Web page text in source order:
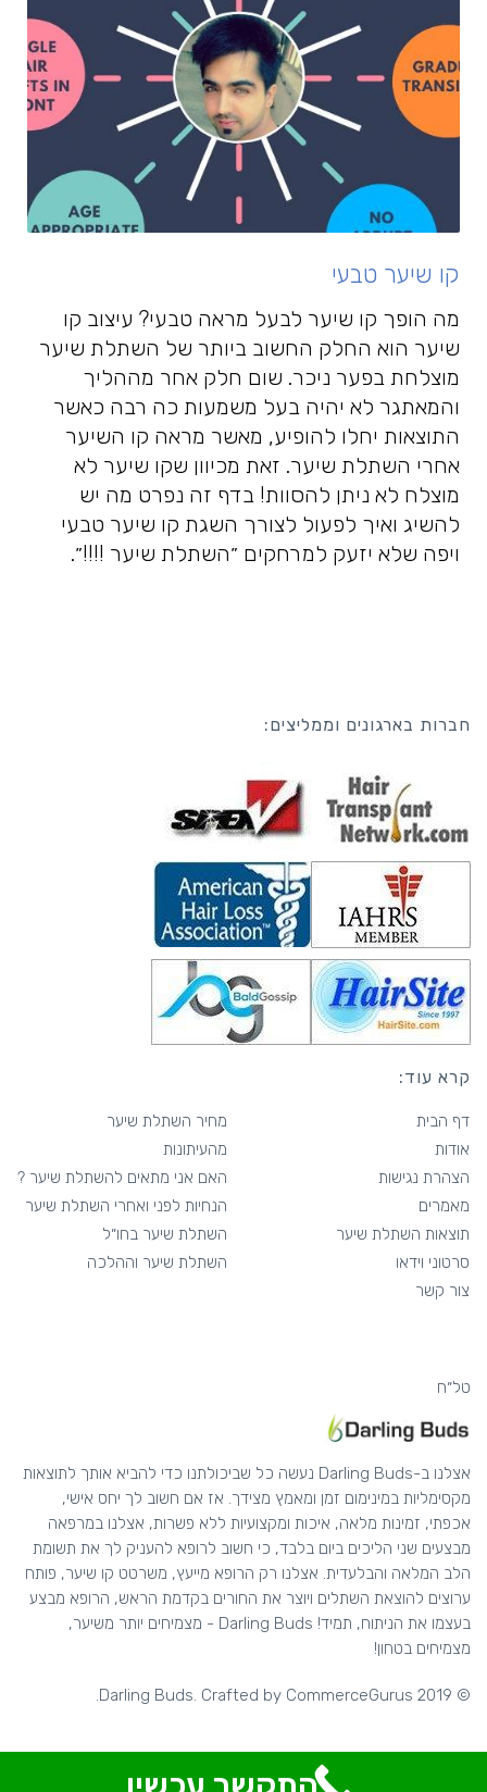
קו שיער טבעי
מה הופך קו שיער לבעל מראה טבעי? עיצוב קו
שיער הוא החלק החשוב ביותר של השתלת שיער
מוצלחת בפער ניכר. שום חלק אחר מההליך
והמאתגר לא יהיה בעל משמעות כה רבה כאשר
התוצאות יחלו להופיע, מאשר מראה קו השיער
אחרי השתלת שיער. זאת מכיוון שקו שיער לא
מוצלח לא ניתן להסוות! בדף זה נפרט מה יש
להשיג ואיך לפעול לצורך השגת קו שיער טבעי
ויפה שלא יזעק למרחקים ״השתלת שיער !!!!״.
חברות בארגונים וממליצים:
קרא עוד:
דף הבית
אודות
הצהרת נגישות
מאמרים
תוצאות השתלת שיער
סרטוני וידאו
צור קשר
מחיר השתלת שיער
מהעיתונות
האם אני מתאים להשתלת שיער ?
הנחיות לפני ואחרי השתלת שיער
השתלת שיער בחו״ל
השתלת שיער וההלכה
טל״ח
אצלנו ב-Darling Buds נעשה כל שביכולתנו כדי להביא אותך לתוצאות
מקסימליות במינימום זמן ומאמץ מצידך. אז אם חשוב לך יחס אישי,
אכפתי, זמינות מלאה, איכות ומקצועיות ללא פשרות, אצלנו במרפאה
מבצעים שני הליכים ביום בלבד, כי חשוב לרופא להעניק לך את תשומת
הלב המלאה והבלעדית. אצלנו רק הרופא מייעץ, משרטט קו שיער, פותח
ערוצים להוצאת השתלים ויוצר את החורים בקדמת הראש, הרופא מבצע
בעצמו את הניתוח, תמיד! Darling Buds - מצמיחים יותר משיער,
מצמיחים בטחון!
© 2019 Darling Buds. Crafted by
CommerceGurus
.
התקשר עכשיו